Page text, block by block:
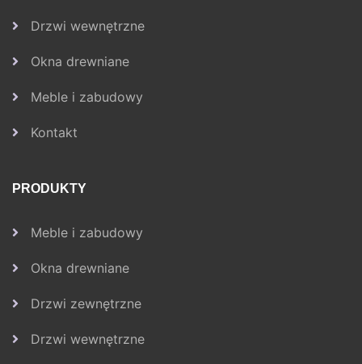
Drzwi wewnętrzne
Okna drewniane
Meble i zabudowy
Kontakt
PRODUKTY
Meble i zabudowy
Okna drewniane
Drzwi zewnętrzne
Drzwi wewnętrzne